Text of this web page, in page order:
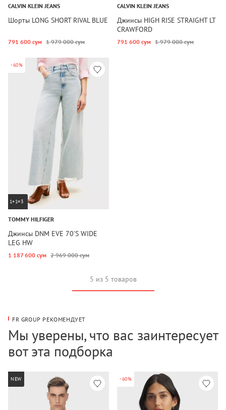
CALVIN KLEIN JEANS
Шорты LONG SHORT RIVAL BLUE
791 600 сум 1 979 000 сум
CALVIN KLEIN JEANS
Джинсы HIGH RISE STRAIGHT LT
CRAWFORD
791 600 сум 1 979 000 сум
-60%
1+1=3
TOMMY HILFIGER
Джинсы DNM EVE 70'S WIDE
LEG HW
1 187 600 сум 2 969 000 сум
5 из 5 товаров
FR GROUP РЕКОМЕНДУЕТ
Мы уверены, что вас заинтересует
вот эта подборка
NEW -60%